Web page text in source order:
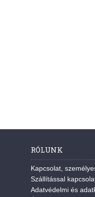
RÓLUNK
Kapcsolat,
Szállítással
Adatvédelmi és